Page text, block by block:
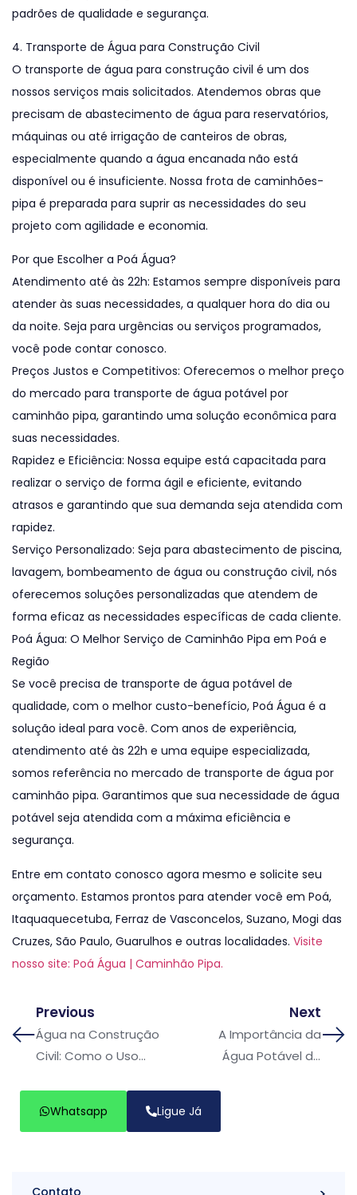
padrões de qualidade e segurança.
4. Transporte de Água para Construção Civil
O transporte de água para construção civil é um dos
nossos serviços mais solicitados. Atendemos obras que
precisam de abastecimento de água para reservatórios,
máquinas ou até irrigação de canteiros de obras,
especialmente quando a água encanada não está
disponível ou é insuficiente. Nossa frota de caminhões-
pipa é preparada para suprir as necessidades do seu
projeto com agilidade e economia.
Por que Escolher a Poá Água?
Atendimento até às 22h: Estamos sempre disponíveis para
atender às suas necessidades, a qualquer hora do dia ou
da noite. Seja para urgências ou serviços programados,
você pode contar conosco.
Preços Justos e Competitivos: Oferecemos o melhor preço
do mercado para transporte de água potável por
caminhão pipa, garantindo uma solução econômica para
suas necessidades.
Rapidez e Eficiência: Nossa equipe está capacitada para
realizar o serviço de forma ágil e eficiente, evitando
atrasos e garantindo que sua demanda seja atendida com
rapidez.
Serviço Personalizado: Seja para abastecimento de piscina,
lavagem, bombeamento de água ou construção civil, nós
oferecemos soluções personalizadas que atendem de
forma eficaz as necessidades específicas de cada cliente.
Poá Água: O Melhor Serviço de Caminhão Pipa em Poá e
Região
Se você precisa de transporte de água potável de
qualidade, com o melhor custo-benefício, Poá Água é a
solução ideal para você. Com anos de experiência,
atendimento até às 22h e uma equipe especializada,
somos referência no mercado de transporte de água por
caminhão pipa. Garantimos que sua necessidade de água
potável seja atendida com a máxima eficiência e
segurança.
Entre em contato conosco agora mesmo e solicite seu
orçamento. Estamos prontos para atender você em Poá,
Itaquaquecetuba, Ferraz de Vasconcelos, Suzano, Mogi das
Cruzes, São Paulo, Guarulhos e outras localidades. Visite
nosso site: Poá Água | Caminhão Pipa.
Previous
Água na Construção
Civil: Como o Uso
Next
A Importância da
Água Potável de
Whatsapp Ligue Já